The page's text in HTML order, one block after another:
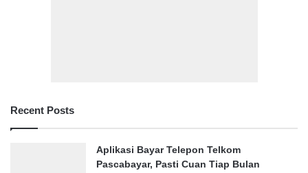
Recent Posts
Aplikasi Bayar Telepon Telkom
Pascabayar, Pasti Cuan Tiap Bulan